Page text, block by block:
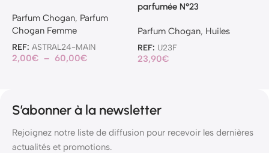
Parfum Chogan, Parfum
Chogan Femme
REF: ASTRAL24-MAIN
2,00€ – 60,00€
parfumée N°23
Parfum Chogan, Huiles
REF: U23F
23,90€
S’abonner à la newsletter
Rejoignez notre liste de diffusion pour recevoir les dernières
actualités et promotions.